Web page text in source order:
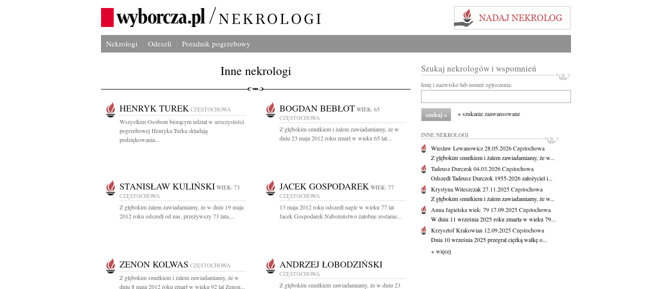
Nekrologi Odeszli Poradnik pogrzebowy
Inne nekrologi
HENRYK TUREK CZĘSTOCHOWA
Wszystkim Osobom biorącym udział w uroczystości
pogrzebowej Henryka Turka składają
podziękowania...
BOGDAN BEBŁOT WIEK: 65
CZĘSTOCHOWA
Z głębokim smutkiem i żalem zawiadamiamy, że w
dniu 23 maja 2012 roku zmarł w wieku 65 lat...
STANISŁAW KULIŃSKI WIEK: 73
CZĘSTOCHOWA
Z głębokim żalem zawiadamiamy, że w dniu 19 maja
2012 roku odszedł od nas, przeżywszy 73 lata,...
JACEK GOSPODAREK WIEK: 77
CZĘSTOCHOWA
13 maja 2012 roku odszedł nagle w wieku 77 lat
Jacek Gospodarek Nabożeństwo żałobne zostanie...
ZENON KOLWAS CZĘSTOCHOWA
Z głębokim smutkiem i żalem zawiadamiamy, że w
dniu 8 maja 2012 roku zmarł w wieku 92 lat Zenon...
ANDRZEJ ŁOBODZIŃSKI
CZĘSTOCHOWA
Z głębokim smutkiem zawiadamiamy, że w dniu 23
Szukaj nekrologów i wspomnień
Imię i nazwisko lub numer ogłoszenia:
+ szukanie zaawansowane
INNE NEKROLOGI
Wiesław Lewanowicz28.05.2026Częstochowa
Z głębokim smutkiem i żalem zawiadamiamy, że w...
Tadeusz Durczok04.03.2026Częstochowa
Odszedł Tadeusz Durczok 1955-2026 założyciel i...
Krystyna Witeszczak27.11.2025Częstochowa
Z głębokim smutkiem i żalem zawiadamiamy, że w...
Anna Jagielskawiek: 79 17.09.2025Częstochowa
W dniu 11 września 2025 roku zmarła w wieku 79...
Krzysztof Krakowian 12.09.2025Częstochowa
Dnia 10 września 2025 przegrał ciężką walkę o...
+ więcej